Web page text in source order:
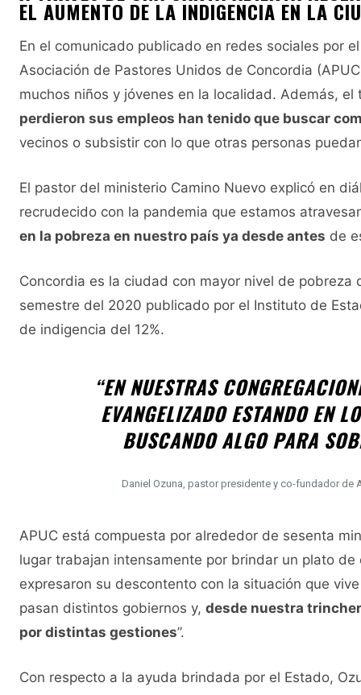
EL AUMENTO DE LA INDIGENCIA EN LA
En el comunicado publicado en redes sociales por
Asociación de Pastores Unidos de Concordia
muchos niños y jóvenes en la localidad. Además,
perdieron sus empleos han tenido que buscar
vecinos o subsistir con lo que otras personas
El pastor del ministerio Camino Nuevo explicó en
recrudecido con la pandemia que estamos
en la pobreza en nuestro país ya desde antes de
Concordia es la ciudad con mayor nivel de
semestre del 2020 publicado por el Instituto de
de indigencia del 12%.
“EN NUESTRAS
EVANGELIZADO ESTANDO EN
BUSCANDO ALGO PARA
Daniel Ozuna, pastor presidente y co-fundador de
APUC está compuesta por alrededor de sesenta
lugar trabajan intensamente por brindar un plato
expresaron su descontento con la situación que
pasan distintos gobiernos y, desde nuestra
por distintas gestiones”.
Con respecto a la ayuda brindada por el Estado,